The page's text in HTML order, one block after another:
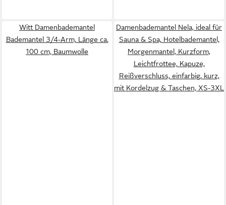
Witt Damenbademantel
Bademantel 3/4-Arm, Länge ca.
100 cm, Baumwolle
Damenbademantel Nela, ideal für
Sauna & Spa, Hotelbademantel,
Morgenmantel, Kurzform,
Leichtfrottee, Kapuze,
Reißverschluss, einfarbig, kurz,
mit Kordelzug & Taschen, XS-3XL